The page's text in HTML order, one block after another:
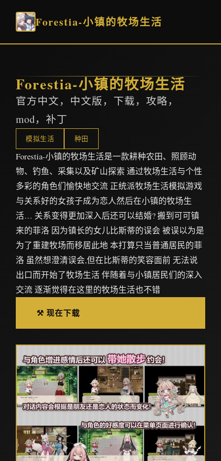
Forestia-小镇的牧场生活
Forestia-小镇的牧场生活
官方中文，中文版，下载，攻略，
mod，补丁
模拟生活 种田
Forestia-小镇的牧场生活是一款耕种农田、照顾动
物、钓鱼、采集以及矿山探索 通过牧场生活与个性
多彩的角色们愉快地交流 正统派牧场生活模拟游戏
与关系好的女孩子成为恋人然后在小镇的牧场生
活… 关系变得更加深入后还可以结婚? 搬到可可镇
来的菲洛 因为镇长的女儿比斯蒂的误会 被误以为是
为了重建牧场而移居此地 本打算只当普通居民的菲
洛 虽然想澄清误会,但在比斯蒂的笑容面前 无法说
出口而开始了牧场生活 伴随着与小镇居民们的深入
交流 逐渐觉得在这里的牧场生活也不错
⚒️ 现在下载